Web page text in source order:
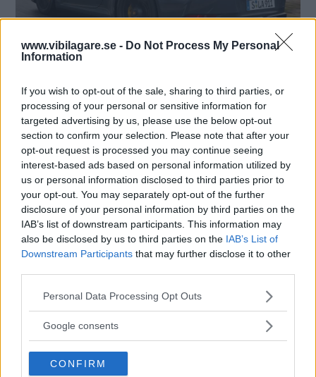
www.vibilagare.se - Do Not Process My Personal
Information
If you wish to opt-out of the sale, sharing to third parties, or
processing of your personal or sensitive information for
targeted advertising by us, please use the below opt-out
section to confirm your selection. Please note that after your
opt-out request is processed you may continue seeing
interest-based ads based on personal information utilized by
us or personal information disclosed to third parties prior to
your opt-out. You may separately opt-out of the further
disclosure of your personal information by third parties on the
IAB’s list of downstream participants. This information may
also be disclosed by us to third parties on the IAB’s List of
Downstream Participants that may further disclose it to other
Please note that this website/app uses one or more Google
not limited to your visit or usage behaviour. You may click to
use your data for below specified purposes in below Google
consent section.
Personal Data Processing Opt Outs
Google consents
CONFIRM
bara GTS som får hybriddrift. Framöver ska även resten av 911-utbudet
ansiktslyftas.
0–100 km/tim i Porsche 911 GTS med T-Hybrid-drivlinan går på tre sekunder
blankt.